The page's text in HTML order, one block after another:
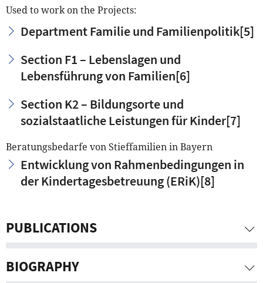
Used to work on the Projects:
Department Familie und Familienpolitik[5]
Section F1 – Lebenslagen und
Lebensführung von Familien[6]
Section K2 – Bildungsorte und
sozialstaatliche Leistungen für Kinder[7]
Beratungsbedarfe von Stieffamilien in Bayern
Entwicklung von Rahmenbedingungen in
der Kindertagesbetreuung (ERiK)[8]
PUBLICATIONS
BIOGRAPHY